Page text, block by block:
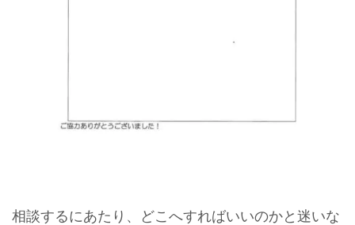
相談するにあたり、どこへすればいいのかと迷いな